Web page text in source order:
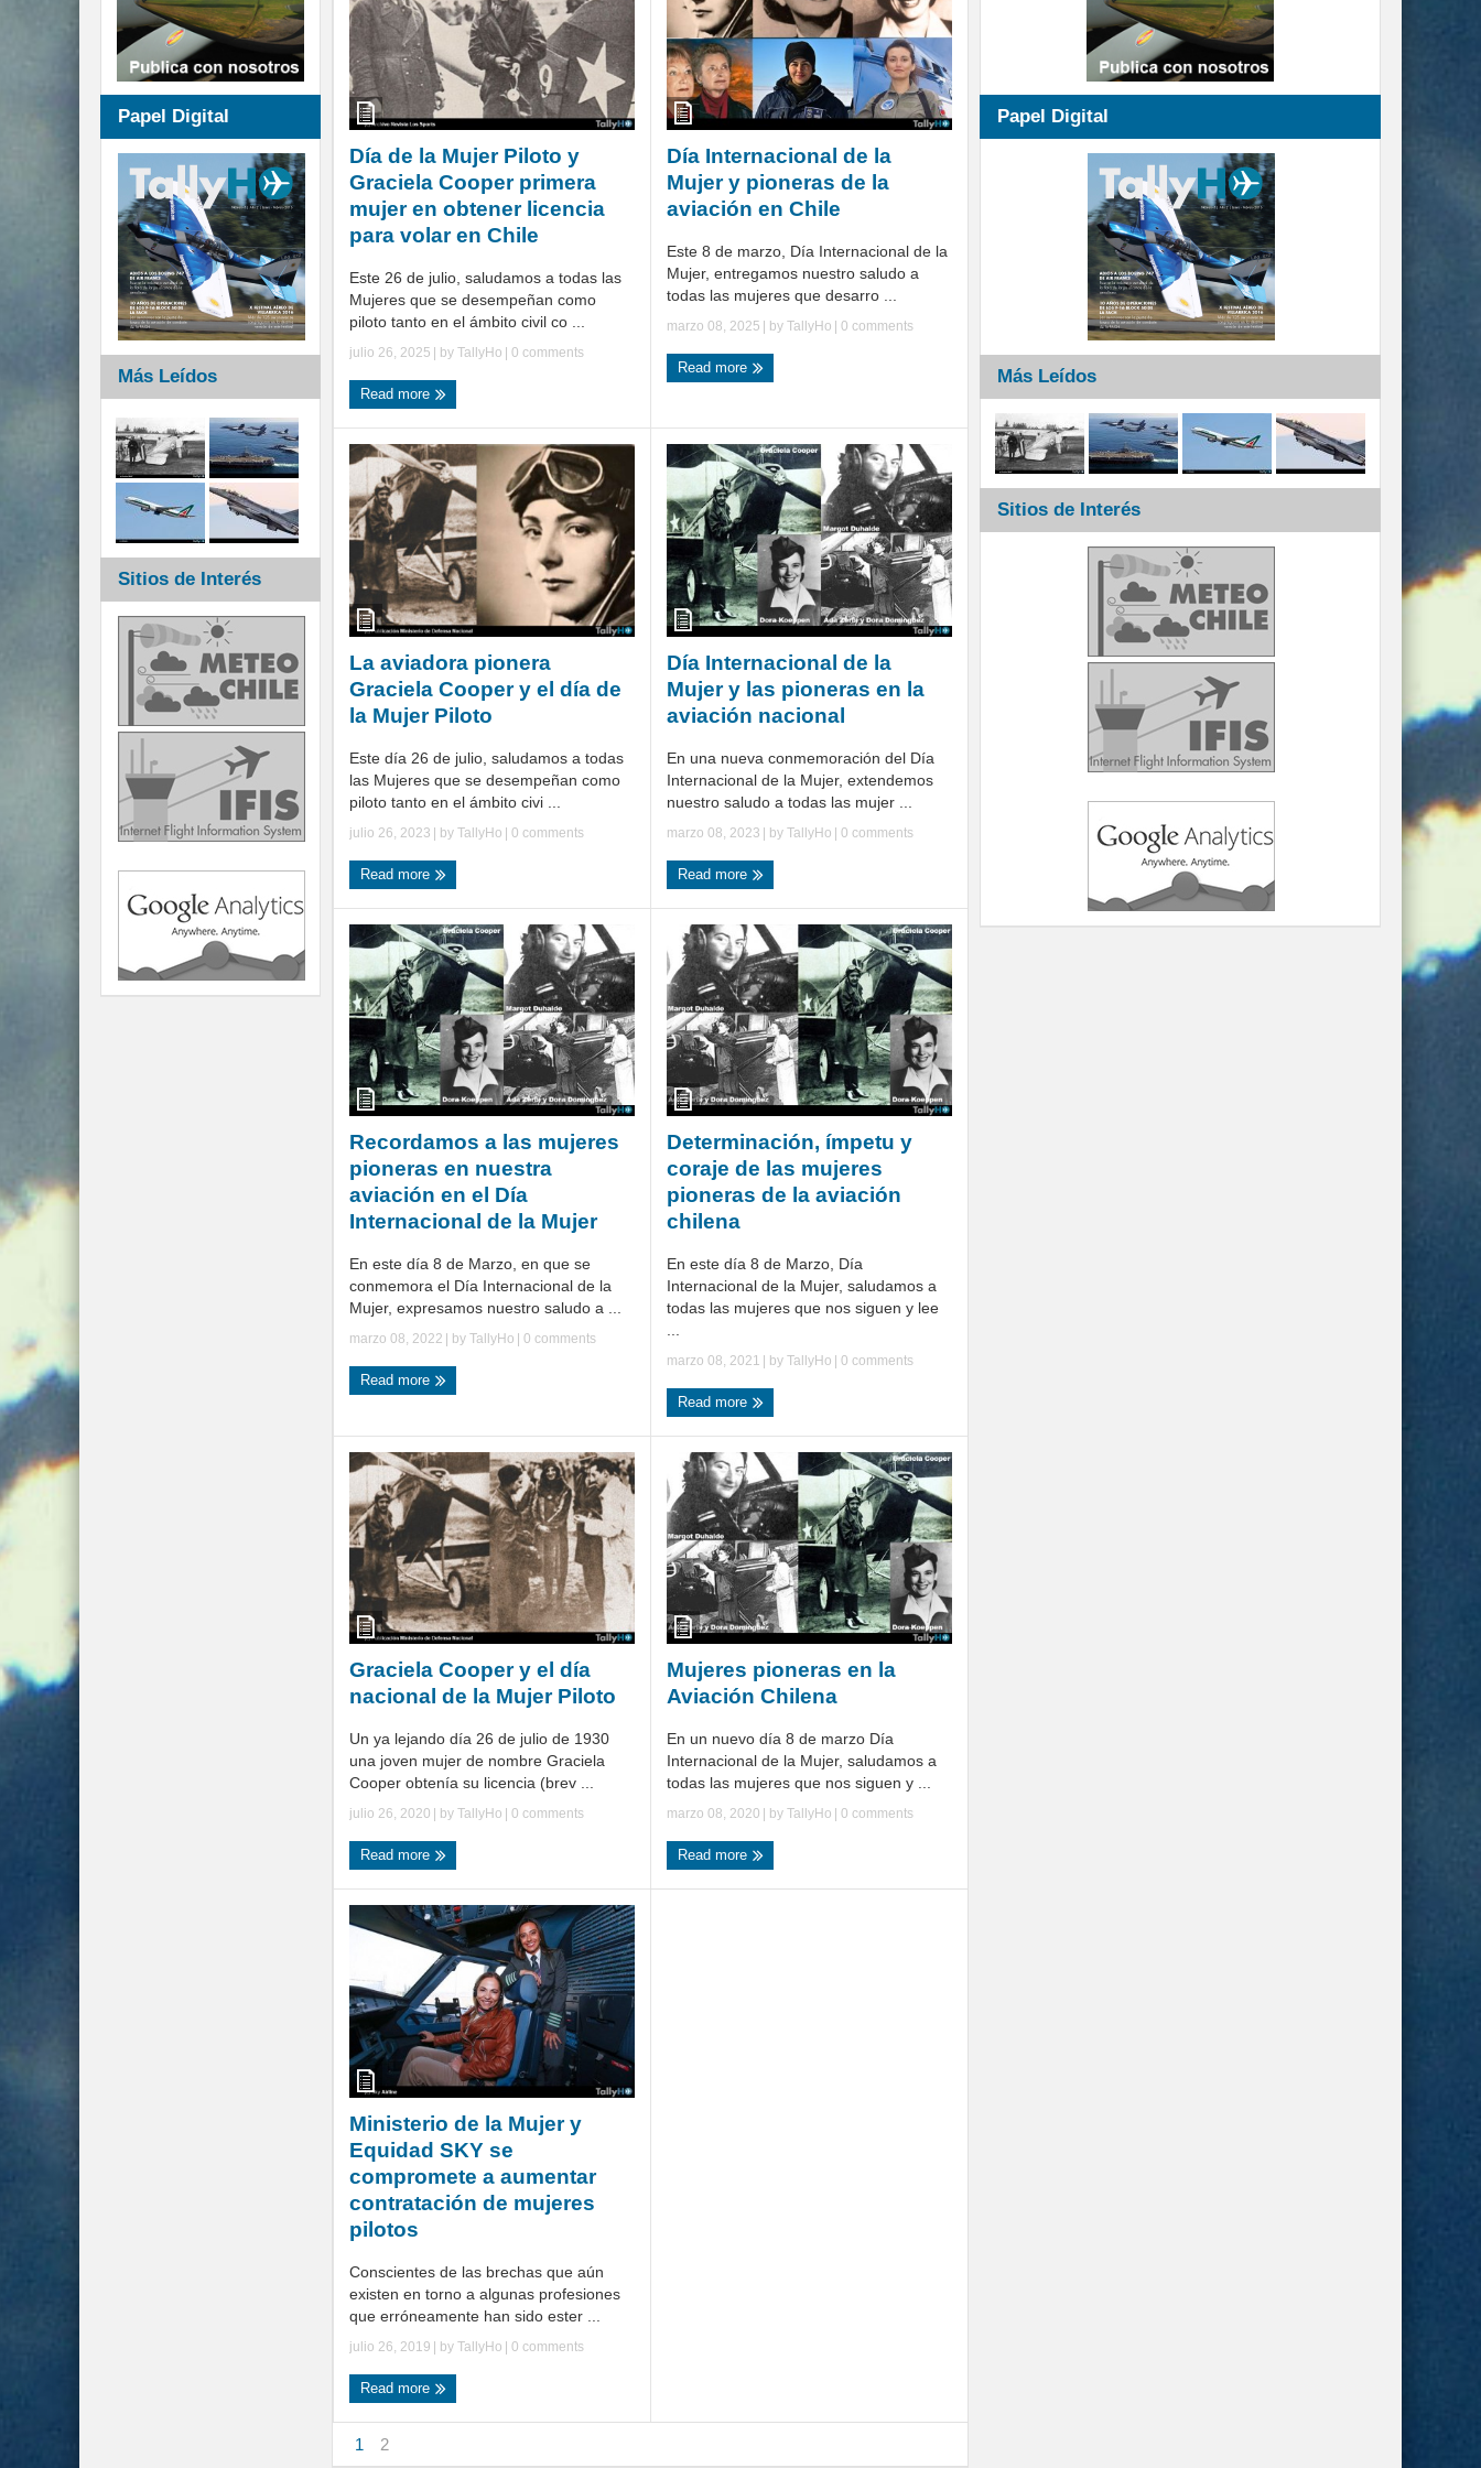
Día de la Mujer Piloto y
Graciela Cooper primera
mujer en obtener licencia
para volar en Chile
Este 26 de julio, saludamos a todas las
Mujeres que se desempeñan como
piloto tanto en el ámbito civil co ...
julio 26, 2025 | by TallyHo 0 comments
Read more
Día Internacional de la
Mujer y pioneras de la
aviación en Chile
Este 8 de marzo, Día Internacional de la
Mujer, entregamos nuestro saludo a
todas las mujeres que desarro ...
marzo 08, 2025 | by TallyHo 0 comments
Read more
La aviadora pionera
Graciela Cooper y el día de
la Mujer Piloto
Este día 26 de julio, saludamos a todas
las Mujeres que se desempeñan como
piloto tanto en el ámbito civi ...
julio 26, 2023 | by TallyHo | 0 comments
Read more
Día Internacional de la
Mujer y las pioneras en la
aviación nacional
En una nueva conmemoración del Día
Internacional de la Mujer, extendemos
nuestro saludo a todas las mujer ...
marzo 08, 2023 | by TallyHo | 0 comments
Read more
Recordamos a las mujeres
pioneras en nuestra
aviación en el Día
Internacional de la Mujer
En este día 8 de Marzo, en que se
conmemora el Día Internacional de la
Mujer, expresamos nuestro saludo a ...
marzo 08, 2022 | by TallyHo 0 comments
Read more
Determinación, ímpetu y
coraje de las mujeres
pioneras de la aviación
chilena
En este día 8 de Marzo, Día
Internacional de la Mujer, saludamos a
todas las mujeres que nos siguen y lee
marzo 08, 2021 | by TallyHo 0 comments
Read more
Graciela Cooper y el día
nacional de la Mujer Piloto
Un ya lejando día 26 de julio de 1930
una joven mujer de nombre Graciela
Cooper obtenía su licencia (brev ...
julio 26, 2020 | by TallyHo 0 comments
Read more
Mujeres pioneras en la
Aviación Chilena
En un nuevo día 8 de marzo Día
Internacional de la Mujer, saludamos a
todas las mujeres que nos siguen y ...
marzo 08, 2020 | by TallyHo 0 comments
Read more
Ministerio de la Mujer y
Equidad SKY se
compromete a aumentar
contratación de mujeres
pilotos
Conscientes de las brechas que aún
existen en torno a algunas profesiones
que erróneamente han sido ester ...
julio 26, 2019 | by TallyHo | 0 comments
Read more
1 2
Papel Digital
Más Leídos
Sitios de Interés
Papel Digital
Más Leídos
Sitios de Interés